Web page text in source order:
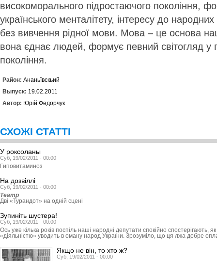
високоморального підростаючого покоління,
українського менталітету, інтересу до
без вивчення рідної мови. Мова – це основа
вона єднає людей, формує певний світогляд у
покоління.
Район: Ананьївскьий
Выпуск: 19.02.2011
Автор: Юрій Федорчук
СХОЖІ СТАТТІ
У роксоланы
Суб, 19/02/2011 - 00:00
Гиповитаминоз
На дозвіллі
Суб, 19/02/2011 - 00:00
Театр
Дві «Турандот» на одній сцені
Зупиніть шустера!
Суб, 19/02/2011 - 00:00
Ось уже кілька років поспіль наші народні де­путати спокійно спостерігають,
«діяльністю» уводить в оману народ України. Зрозуміло, що ця лжа добре
Якщо не він, то хто ж?
Суб, 19/02/2011 - 00:00